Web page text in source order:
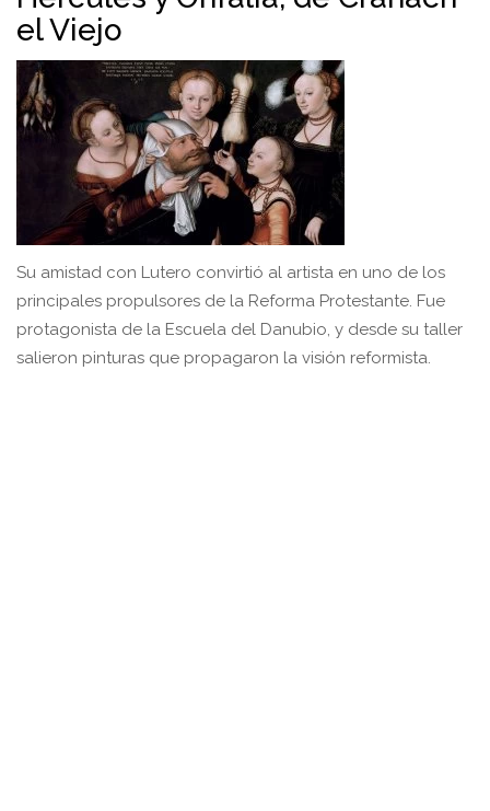
el Viejo
Su amistad con Lutero convirtió al artista en uno de los
principales propulsores de la Reforma Protestante. Fue
protagonista de la Escuela del Danubio, y desde su taller
salieron pinturas que propagaron la visión reformista.